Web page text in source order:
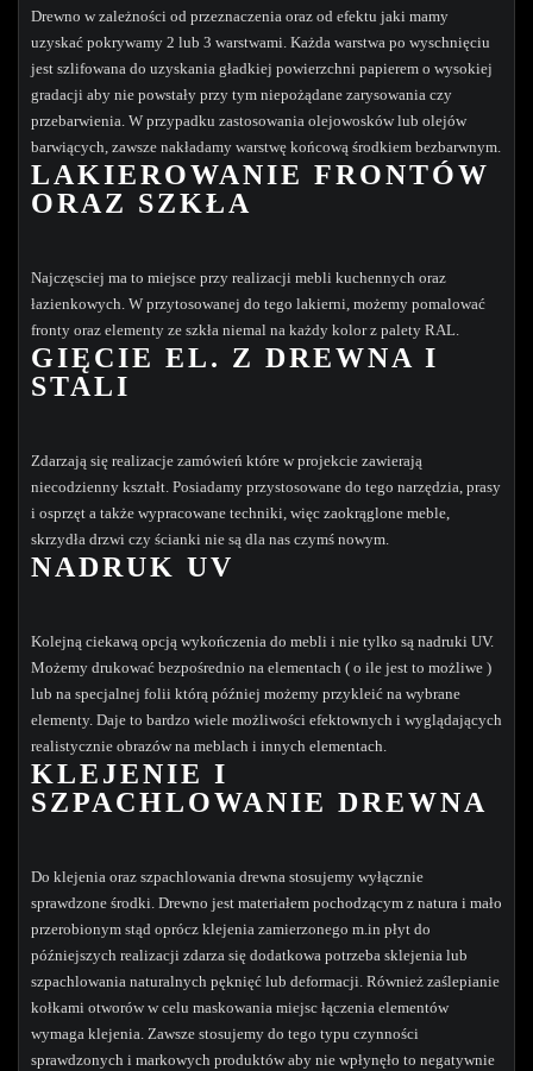
Drewno w zależności od przeznaczenia oraz od efektu jaki mamy
uzyskać pokrywamy 2 lub 3 warstwami. Każda warstwa po wyschnięciu
jest szlifowana do uzyskania gładkiej powierzchni papierem o wysokiej
gradacji aby nie powstały przy tym niepożądane zarysowania czy
przebarwienia. W przypadku zastosowania olejowosków lub olejów
barwiących, zawsze nakładamy warstwę końcową środkiem bezbarwnym.
LAKIEROWANIE FRONTÓW
ORAZ SZKŁA
Najczęsciej ma to miejsce przy realizacji mebli kuchennych oraz
łazienkowych. W przytosowanej do tego lakierni, możemy pomalować
fronty oraz elementy ze szkła niemal na każdy kolor z palety RAL.
GIĘCIE EL. Z DREWNA I
STALI
Zdarzają się realizacje zamówień które w projekcie zawierają
niecodzienny kształt. Posiadamy przystosowane do tego narzędzia, prasy
i osprzęt a także wypracowane techniki, więc zaokrąglone meble,
skrzydła drzwi czy ścianki nie są dla nas czymś nowym.
NADRUK UV
Kolejną ciekawą opcją wykończenia do mebli i nie tylko są nadruki UV.
Możemy drukować bezpośrednio na elementach ( o ile jest to możliwe )
lub na specjalnej folii którą później możemy przykleić na wybrane
elementy. Daje to bardzo wiele możliwości efektownych i wyglądających
realistycznie obrazów na meblach i innych elementach.
KLEJENIE I
SZPACHLOWANIE DREWNA
Do klejenia oraz szpachlowania drewna stosujemy wyłącznie
sprawdzone środki. Drewno jest materiałem pochodzącym z natura i mało
przerobionym stąd oprócz klejenia zamierzonego m.in płyt do
późniejszych realizacji zdarza się dodatkowa potrzeba sklejenia lub
szpachlowania naturalnych pęknięć lub deformacji. Również zaślepianie
kołkami otworów w celu maskowania miejsc łączenia elementów
wymaga klejenia. Zawsze stosujemy do tego typu czynności
sprawdzonych i markowych produktów aby nie wpłynęło to negatywnie